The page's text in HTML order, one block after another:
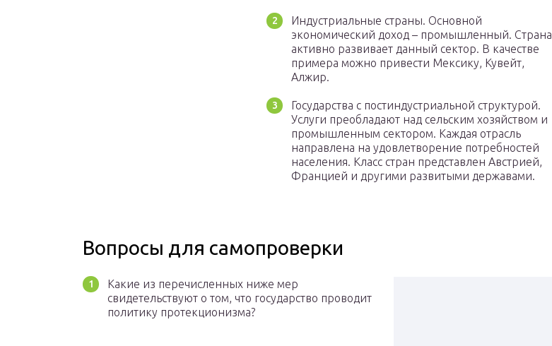
Индустриальные страны. Основной
экономический доход – промышленный. Страна
активно развивает данный сектор. В качестве
примера можно привести Мексику, Кувейт,
Алжир.
Государства с постиндустриальной структурой.
Услуги преобладают над сельским хозяйством и
промышленным сектором. Каждая отрасль
направлена на удовлетворение потребностей
населения. Класс стран представлен Австрией,
Францией и другими развитыми державами.
Вопросы для самопроверки
Какие из перечисленных ниже мер
свидетельствуют о том, что государство проводит
политику протекционизма?